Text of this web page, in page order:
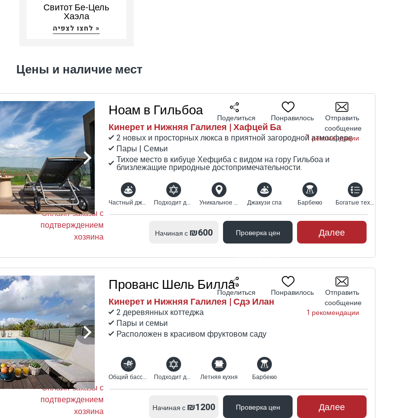
Свитот Бе-Цель
Хаэла
לחצו לצפיה »
Цены и наличие мест
Ноам в Гильбоа
Кинерет и Нижняя Галилея | Хафцей Ба
1 рекомендации
2 новых и просторных люкса в приятной загородной атмосфере
Пары | Семьи
Тихое место в кибуце Хефциба с видом на гору Гильбоа и
близлежащие природные достопримечательности.
Поделиться Понравилось
Отправить
сообщение
Частный джакузи-спа Подходит для религиозных Уникальное расположение Джакузи спа Барбекю Богатые технические характеристики
Онлайн-заказы с
подтверждением
хозяина
Начиная с₪600 Проверка цен
Проверка цен
Далее
Прованс Шель Билла
Кинерет и Нижняя Галилея | Сдэ Илан
1 рекомендации
2 деревянных коттеджа
Пары и семьи
Расположен в красивом фруктовом саду
Поделиться Понравилось
Отправить
сообщение
Общий бассейн Подходит для религиозных Летняя кухня Барбекю
Онлайн-заказы с
подтверждением
хозяина
Начиная с₪1200 Проверка цен Далее